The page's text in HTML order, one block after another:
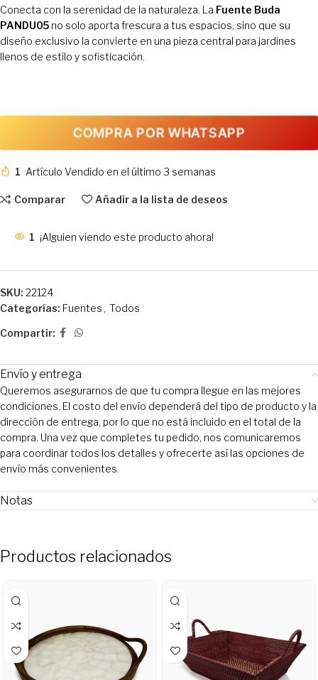
Conecta con la serenidad de la naturaleza. La Fuente Buda
PANDU05 no solo aporta frescura a tus espacios, sino que su
diseño exclusivo la convierte en una pieza central para jardines
llenos de estilo y sofisticación.
COMPRA POR WHATSAPP
1 Artículo Vendido en el último 3 semanas
Comparar Añadir a la lista de deseos
1 ¡Alguien viendo este producto ahora!
SKU: 22124
Categorías: Fuentes , Todos
Compartir:
Envío y entrega
Queremos asegurarnos de que tu compra llegue en las mejores
condiciones. El costo del envío dependerá del tipo de producto y la
dirección de entrega, por lo que no está incluido en el total de la
compra. Una vez que completes tu pedido, nos comunicaremos
para coordinar todos los detalles y ofrecerte así las opciones de
envío más convenientes.
Notas
Productos relacionados